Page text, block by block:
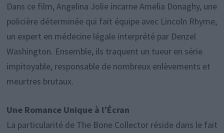
Dans ce film, Angelina Jolie incarne Amelia Donaghy, une
policière déterminée qui fait équipe avec Lincoln Rhyme,
un expert en médecine légale interprété par Denzel
Washington. Ensemble, ils traquent un tueur en série
impitoyable, responsable de nombreux enlèvements et
meurtres brutaux.
Une Romance Unique à l’Écran
La particularité de The Bone Collector réside dans le fait